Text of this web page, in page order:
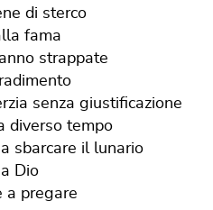
di sterco
fama
strappate
senza giustificazione
diverso tempo
sbarcare il lunario
Dio
a pregare